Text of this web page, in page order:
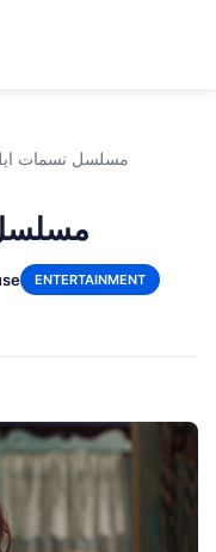
مسلسل نسمات
مسلسل
ENTERTAINMENT